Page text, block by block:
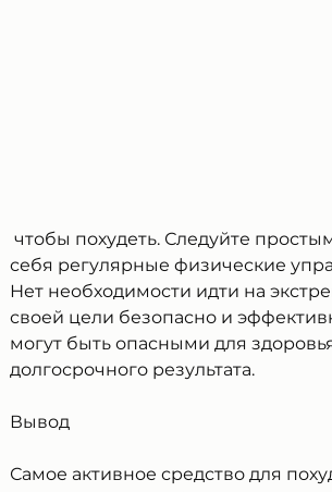
себя регулярные физические
Нет необходимости идти на
своей цели безопасно и
могут быть опасными для
долгосрочного результата.
Вывод
Самое активное средство для